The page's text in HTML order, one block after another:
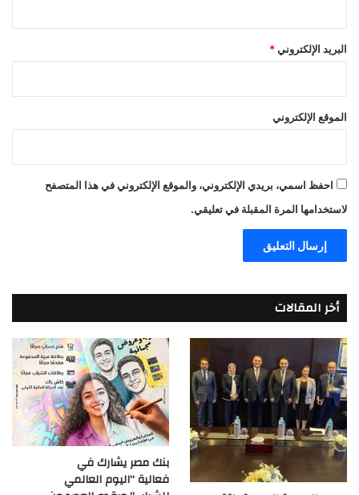
البريد الإلكتروني *
الموقع الإلكتروني
احفظ اسمي، بريدي الإلكتروني، والموقع الإلكتروني في هذا المتصفح
لاستخدامها المرة المقبلة في تعليقي.
أخر المقالات
بنك مصر يشارك في
فعالية “اليوم العالمي